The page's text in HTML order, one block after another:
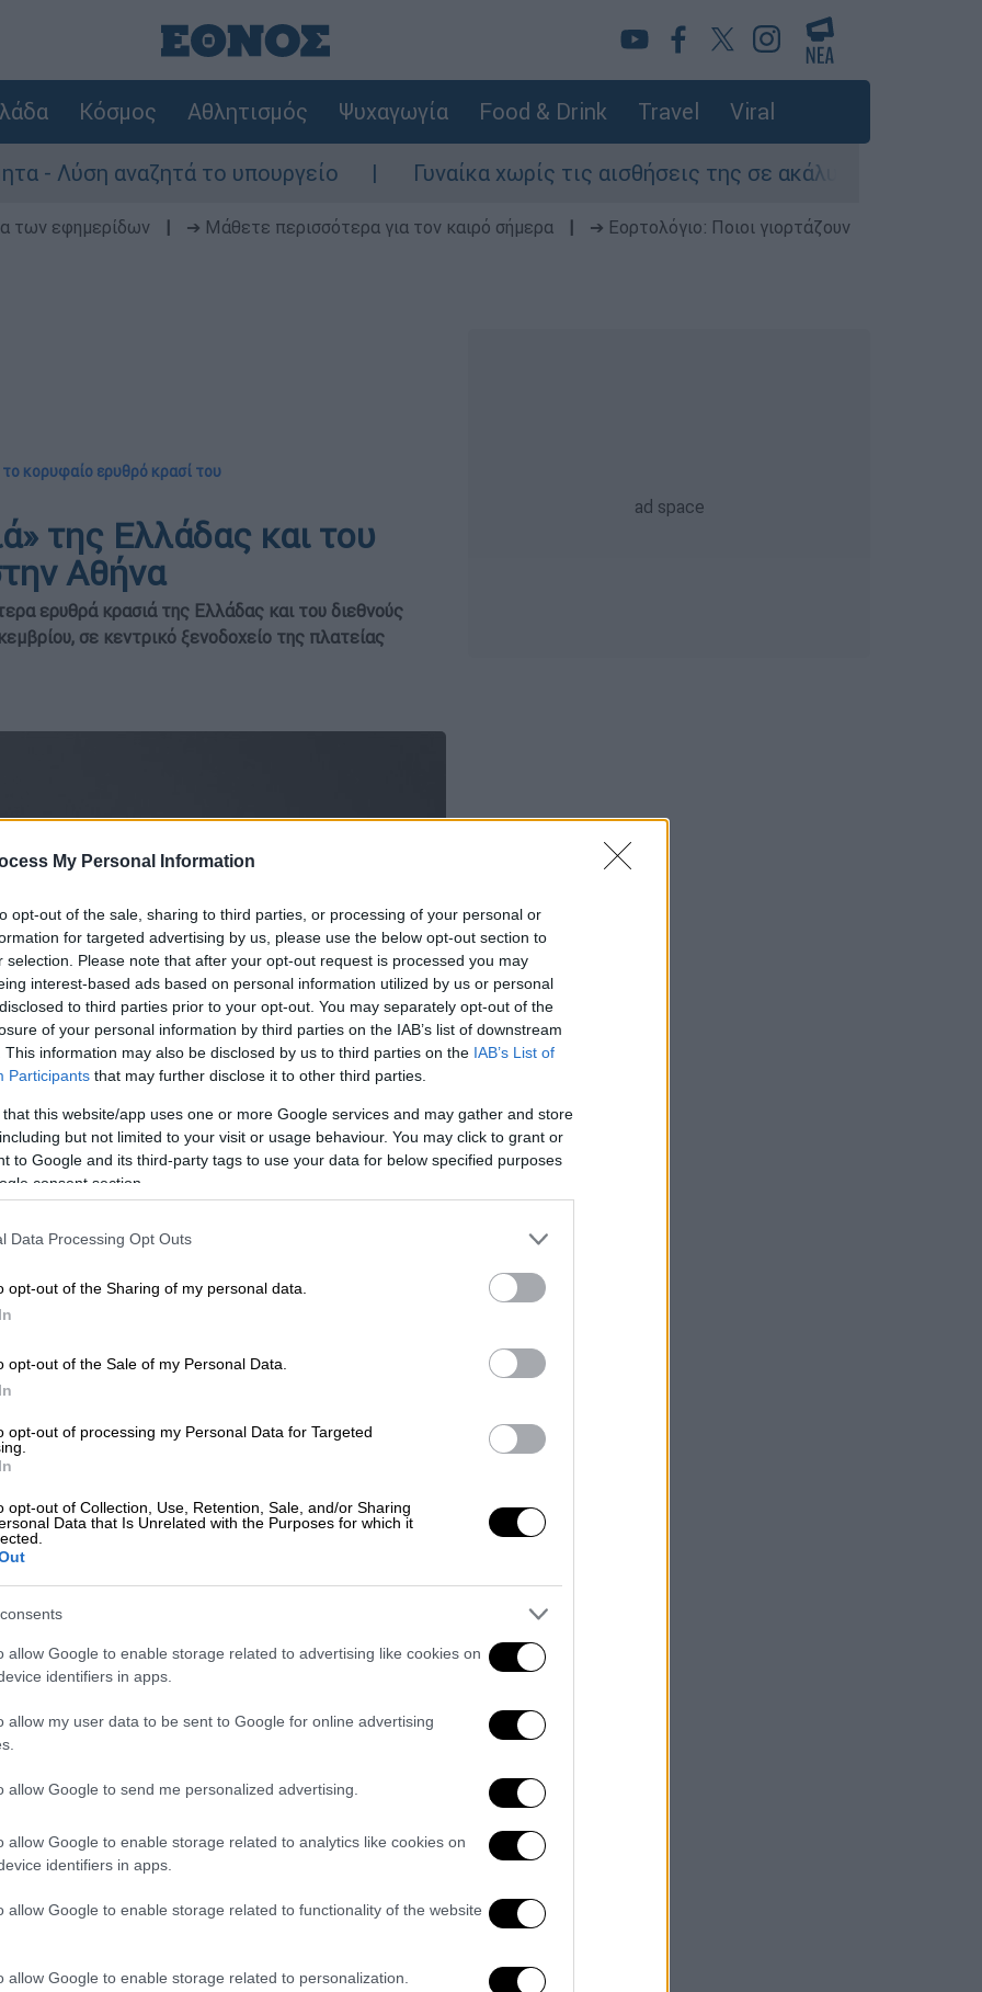
My Personal Information
opt-out of the sale, sharing to third parties, or processing of your personal or
for targeted advertising by us, please use the below opt-out section to
selection. Please note that after your opt-out request is processed you may
interest-based ads based on personal information utilized by us or personal
to third parties prior to your opt-out. You may separately opt-out of the
of your personal information by third parties on the IAB’s list of downstream
This information may also be disclosed by us to third parties on the IAB’s List of
Participants that may further disclose it to other third parties.
that this website/app uses one or more Google services and may gather and store
but not limited to your visit or usage behaviour. You may click to grant or
to Google and its third-party tags to use your data for below specified purposes
consent section.
Data Processing Opt Outs
opt-out of the Sharing of my personal data.
opt-out of the Sale of my Personal Data.
opt-out of processing my Personal Data for Targeted
opt-out of Collection, Use, Retention, Sale, and/or Sharing
Data that Is Unrelated with the Purposes for which it
allow Google to enable storage related to advertising like cookies on
identifiers in apps.
allow my user data to be sent to Google for online advertising
allow Google to send me personalized advertising.
allow Google to enable storage related to analytics like cookies on
identifiers in apps.
allow Google to enable storage related to functionality of the website
allow Google to enable storage related to personalization.
Κόσμος Αθλητισμός Ψυχαγωγία Food & Drink Travel Viral
αναζητά το υπουργείο Γυναίκα χωρίς τις αισθήσεις της σε ακάλυπτο
των εφημερίδων ➔ Μάθετε περισσότερα για τον καιρό σήμερα
➔ Εορτολόγιο: Ποιοι γιορτάζουν
το κορυφαίο ερυθρό κρασί του
της Ελλάδας και του
Αθήνα
ερυθρά κρασιά της Ελλάδας και του διεθνούς
σε κεντρικό ξενοδοχείο της πλατείας
ερυθρά
οι οινόφιλοι στις 13 Δεκεμβρίου, στο
Η εκδήλωση «Μεγάλα Κόκκινα
μια επιλεγμένη συλλογή ερυθρών
γευστική δοκιμή που
φίλων των καλών ερυθρών οίνων όσο και
το κορυφαίο ερυθρό κρασί του
έχουν καθιερωθεί ως σημείο αναφοράς
κρασιά. Τα ελληνικά οινοποιεία που
με βάση τη διαχρονικά υψηλή
της εκδήλωσης, κάθε οινοποιείο
της τρέχουσας εσοδείας –εκείνο
στην αγορά– αλλά και παλαιότερες
δυνατότητα στους επισκέπτες να
τη δυναμική παλαίωσης ενός μεγάλου
και τα σπάνια ή πειραματικά
τη συγκεκριμένη διοργάνωση: ετικέτες
βρίσκονται στο εμπόριο και
για το κοινό.